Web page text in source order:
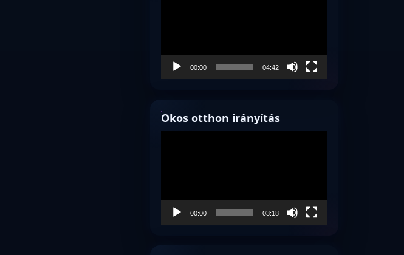
00:00 04:42
Okos otthon irányítás
00:00 03:18